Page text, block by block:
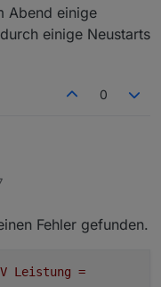
warn	Unknown tag:
einstellen, bis zu
kann man jetzt für
dass die Batterie
Abend einige
einige Neustarts
0
Fehler gefunden.
Leistung =